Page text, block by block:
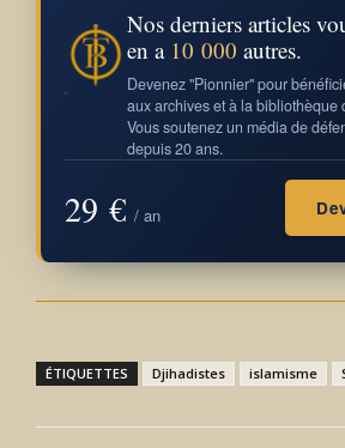
Nos derniers articles
en a 10 000 autres.
Devenez "Pionnier" pour
aux archives et à la bibliothèque
Vous soutenez un média de
depuis 20 ans.
29 € / an
ÉTIQUETTES Djihadistes islamisme